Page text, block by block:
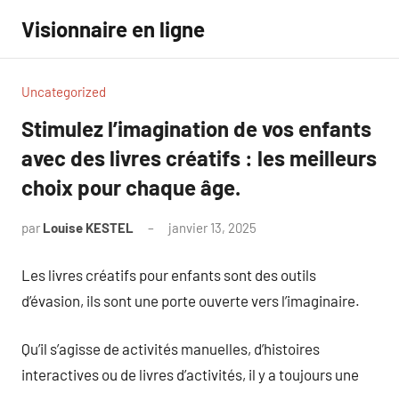
contenu
Visionnaire en ligne
Uncategorized
Stimulez l’imagination de vos enfants
avec des livres créatifs : les meilleurs
choix pour chaque âge.
par Louise KESTEL janvier 13, 2025
Les livres créatifs pour enfants sont des outils
d’évasion, ils sont une porte ouverte vers l’imaginaire.
Qu’il s’agisse de activités manuelles, d’histoires
interactives ou de livres d’activités, il y a toujours une